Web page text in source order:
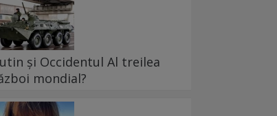
și Occidentul Al treilea
mondial?